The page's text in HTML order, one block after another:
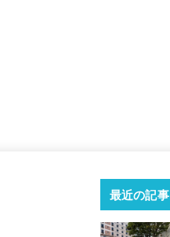
最近の記事